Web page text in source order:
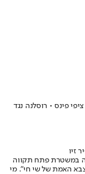
פינס • רוסלנה נגד
זיו
במשטרת פתח תקווה
האמת של שי חי". מי